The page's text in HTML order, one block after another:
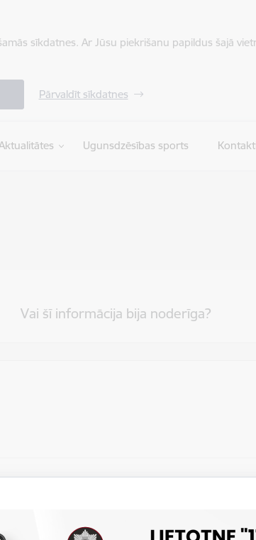
sīkdatnes. Ar Jūsu piekrišanu papildus šajā
Pārvaldīt sīkdatnes
Ugunsdzēsības sports Kontakti
Vai šī informācija bija noderīga?